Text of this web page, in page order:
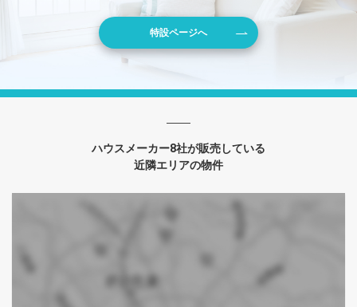
特設ページへ
ハウスメーカー8社が販売している
近隣エリアの物件